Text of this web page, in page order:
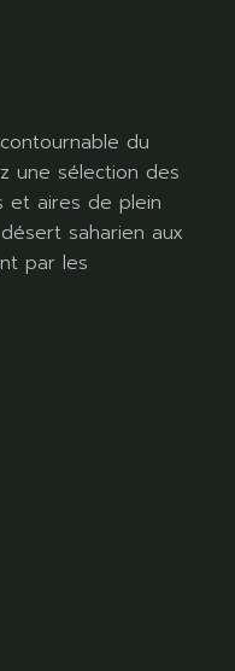
du
une sélection des
et aires de plein
saharien aux
par les